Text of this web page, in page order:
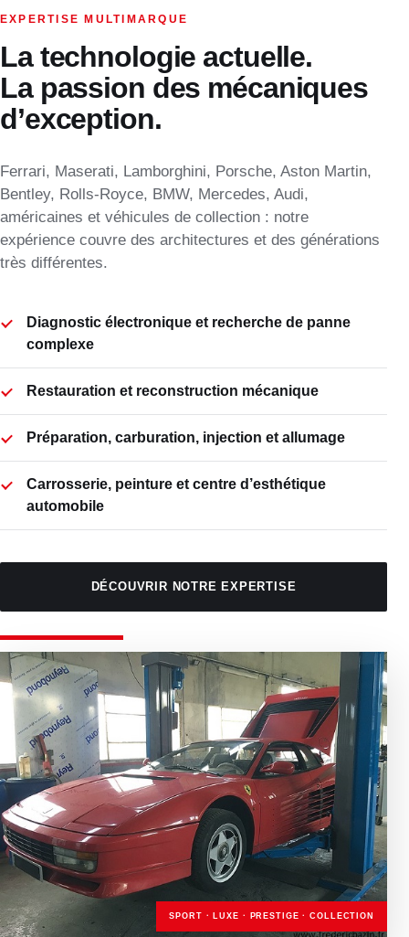
SPORT · LUXE · PRESTIGE · COLLECTION
EXPERTISE MULTIMARQUE
La technologie actuelle.
La passion des mécaniques
d’exception.
Ferrari, Maserati, Lamborghini, Porsche, Aston Martin,
Bentley, Rolls-Royce, BMW, Mercedes, Audi,
américaines et véhicules de collection : notre
expérience couvre des architectures et des générations
très différentes.
Diagnostic électronique et recherche de panne
complexe
Restauration et reconstruction mécanique
Préparation, carburation, injection et allumage
Carrosserie, peinture et centre d’esthétique
automobile
DÉCOUVRIR NOTRE EXPERTISE